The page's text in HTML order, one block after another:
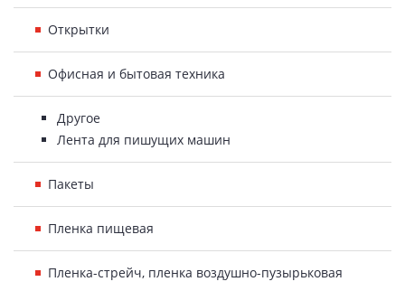
Открытки
Офисная и бытовая техника
Другое
Лента для пишущих машин
Пакеты
Пленка пищевая
Пленка-стрейч, пленка воздушно-пузырьковая